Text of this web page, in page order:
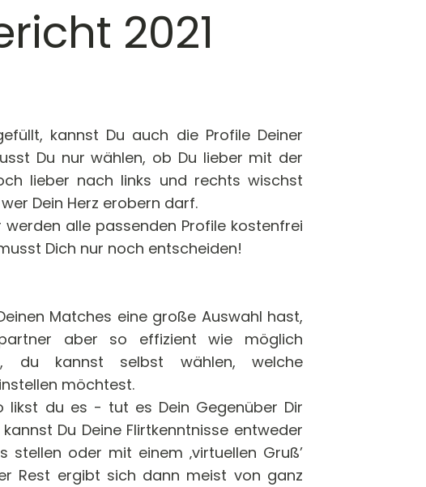
2021
kannst Du auch die Profile Deiner
Du nur wählen, ob Du lieber mit der
lieber nach links und rechts wischst
Dein Herz erobern darf.
alle passenden Profile kostenfrei
Dich nur noch entscheiden!
Matches eine große Auswahl hast,
aber so effizient wie möglich
du kannst selbst wählen, welche
möchtest.
likst du es - tut es Dein Gegenüber Dir
Du Deine Flirtkenntnisse entweder
stellen oder mit einem ‚virtuellen Gruß’
Rest ergibt sich dann meist von ganz